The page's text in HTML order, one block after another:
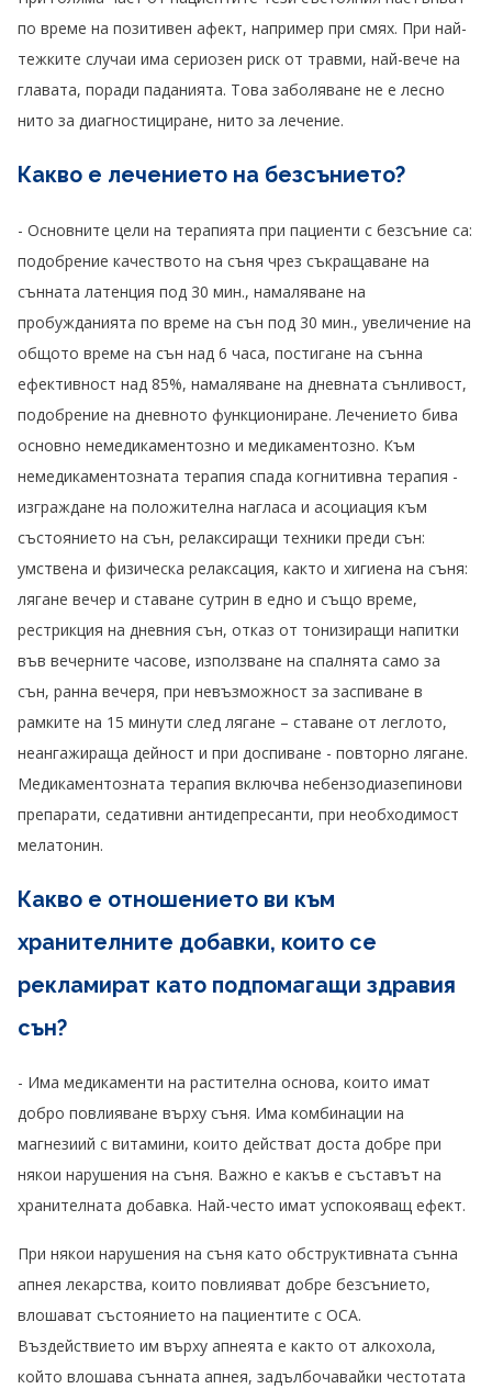
по време на позитивен афект, например при смях. При най-
тежките случаи има сериозен риск от травми, най-вече на
главата, поради паданията. Това заболяване не е лесно
нито за диагностициране, нито за лечение.
Какво е лечението на безсънието?
- Основните цели на терапията при пациенти с безсъние са:
подобрение качеството на съня чрез съкращаване на
сънната латенция под 30 мин., намаляване на
пробужданията по време на сън под 30 мин., увеличение на
общото време на сън над 6 часа, постигане на сънна
ефективност над 85%, намаляване на дневната сънливост,
подобрение на дневното функциониране. Лечението бива
основно немедикаментозно и медикаментозно. Към
немедикаментозната терапия спада когнитивна терапия -
изграждане на положителна нагласа и асоциация към
състоянието на сън, релаксиращи техники преди сън:
умствена и физическа релаксация, както и хигиена на съня:
лягане вечер и ставане сутрин в едно и също време,
рестрикция на дневния сън, отказ от тонизиращи напитки
във вечерните часове, използване на спалнята само за
сън, ранна вечеря, при невъзможност за заспиване в
рамките на 15 минути след лягане – ставане от леглото,
неангажираща дейност и при доспиване - повторно лягане.
Медикаментозната терапия включва небензодиазепинови
препарати, седативни антидепресанти, при необходимост
мелатонин.
Какво е отношението ви към
хранителните добавки, които се
рекламират като подпомагащи здравия
сън?
- Има медикаменти на растителна основа, които имат
добро повлияване върху съня. Има комбинации на
магнезиий с витамини, които действат доста добре при
някои нарушения на съня. Важно е какъв е съставът на
хранителната добавка. Най-често имат успокояващ ефект.
При някои нарушения на съня като обструктивната сънна
апнея лекарства, които повлияват добре безсънието,
влошават състоянието на пациентите с ОСА.
Въздействието им върху апнеята е както от алкохола,
който влошава сънната апнея, задълбочавайки честотата